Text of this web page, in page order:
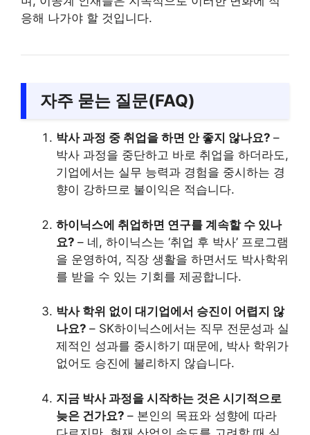
응해 나가야 할 것입니다.
자주 묻는 질문(FAQ)
박사 과정 중 취업을 하면 안 좋지 않나요? –
박사 과정을 중단하고 바로 취업을 하더라도,
기업에서는 실무 능력과 경험을 중시하는 경
향이 강하므로 불이익은 적습니다.
하이닉스에 취업하면 연구를 계속할 수 있나
요? – 네, 하이닉스는 ‘취업 후 박사’ 프로그램
을 운영하여, 직장 생활을 하면서도 박사학위
를 받을 수 있는 기회를 제공합니다.
박사 학위 없이 대기업에서 승진이 어렵지 않
나요? – SK하이닉스에서는 직무 전문성과 실
제적인 성과를 중시하기 때문에, 박사 학위가
없어도 승진에 불리하지 않습니다.
지금 박사 과정을 시작하는 것은 시기적으로
늦은 건가요? – 본인의 목표와 성향에 따라